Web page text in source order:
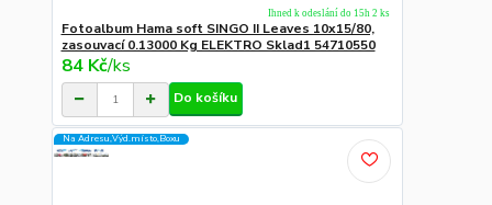
Fotoalbum Hama soft SINGO II Leaves 10x15/80,
zasouvací 0.13000 Kg ELEKTRO Sklad1 54710550
84 Kč/ks
Ihned k odeslání do 15h 2 ks
Do košíku
Na Adresu,Výd.místo,Boxu